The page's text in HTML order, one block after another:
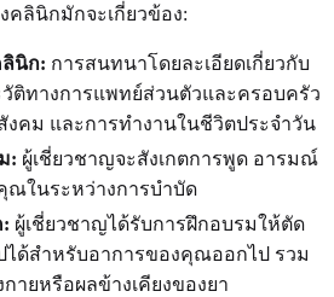
คลินิกมักจะเกี่ยวข้อง:
นิก: การสนทนาโดยละเอียดเกี่ยวกับ
ติทางการแพทย์ส่วนตัวและครอบครัว
คม และการทำงานในชีวิตประจำวัน
: ผู้เชี่ยวชาญจะสังเกตการพูด อารมณ์
ณในระหว่างการบำบัด
ผู้เชี่ยวชาญได้รับการฝึกอบรมให้ตัด
ได้สำหรับอาการของคุณออกไป รวม
ายหรือผลข้างเคียงของยา